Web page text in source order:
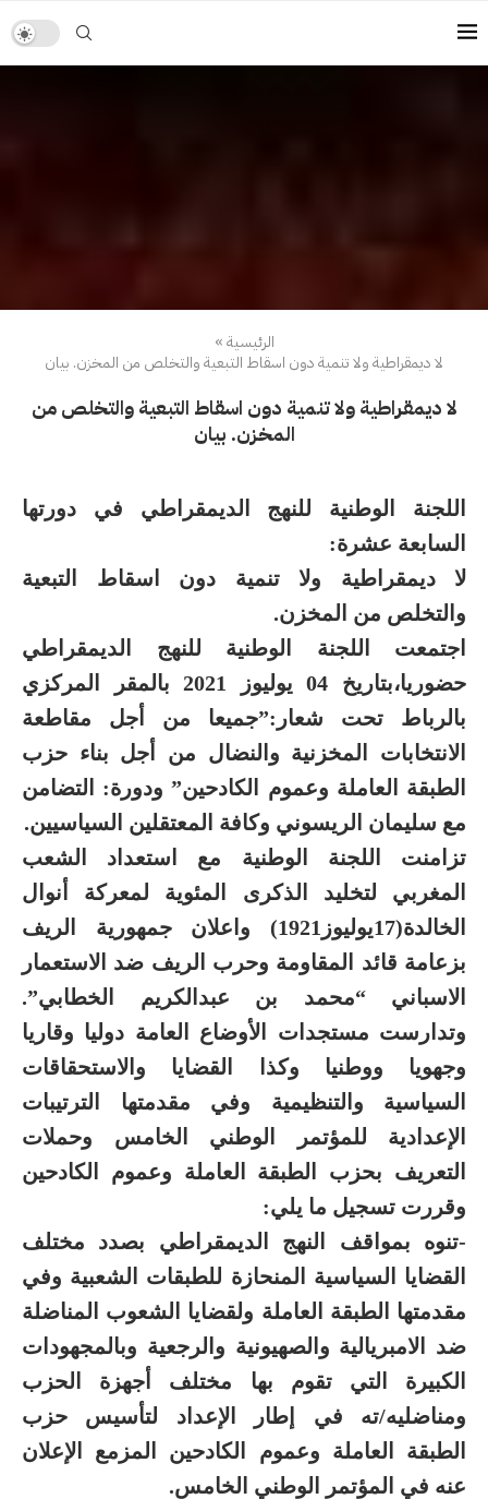
الرئيسية»
لا ديمقراطية ولا تنمية دون اسقاط التبعية والتخلص من المخزن. بيان
لا ديمقراطية ولا تنمية دون اسقاط التبعية والتخلص من
المخزن. بيان
اللجنة الوطنية للنهج الديمقراطي في دورتها
السابعة عشرة:
لا ديمقراطية ولا تنمية دون اسقاط التبعية
والتخلص من المخزن.
اجتمعت اللجنة الوطنية للنهج الديمقراطي
حضوريا،بتاريخ 04 يوليوز 2021 بالمقر المركزي
بالرباط تحت شعار:”جميعا من أجل مقاطعة
الانتخابات المخزنية والنضال من أجل بناء حزب
الطبقة العاملة وعموم الكادحين” ودورة: التضامن
مع سليمان الريسوني وكافة المعتقلين السياسيين.
تزامنت اللجنة الوطنية مع استعداد الشعب
المغربي لتخليد الذكرى المئوية لمعركة أنوال
الخالدة(17يوليوز1921) واعلان جمهورية الريف
بزعامة قائد المقاومة وحرب الريف ضد الاستعمار
الاسباني “محمد بن عبدالكريم الخطابي”.
وتدارست مستجدات الأوضاع العامة دوليا وقاريا
وجهويا ووطنيا وكذا القضايا والاستحقاقات
السياسية والتنظيمية وفي مقدمتها الترتيبات
الإعدادية للمؤتمر الوطني الخامس وحملات
التعريف بحزب الطبقة العاملة وعموم الكادحين
وقررت تسجيل ما يلي:
-تنوه بمواقف النهج الديمقراطي بصدد مختلف
القضايا السياسية المنحازة للطبقات الشعبية وفي
مقدمتها الطبقة العاملة ولقضايا الشعوب المناضلة
ضد الامبريالية والصهيونية والرجعية وبالمجهودات
الكبيرة التي تقوم بها مختلف أجهزة الحزب
ومناضليه/ته في إطار الإعداد لتأسيس حزب
الطبقة العاملة وعموم الكادحين المزمع الإعلان
عنه في المؤتمر الوطني الخامس.